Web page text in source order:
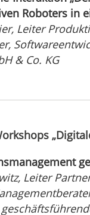
Roboters in
Leiter
& Co. KG
Leiter